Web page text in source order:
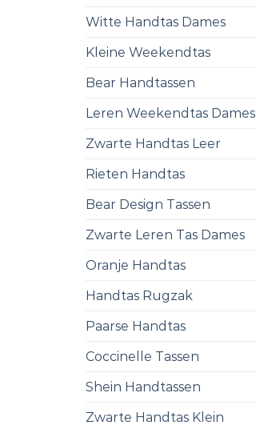
Witte Handtas Dames
Kleine Weekendtas
Bear Handtassen
Leren Weekendtas Dames
Zwarte Handtas Leer
Rieten Handtas
Bear Design Tassen
Zwarte Leren Tas Dames
Oranje Handtas
Handtas Rugzak
Paarse Handtas
Coccinelle Tassen
Shein Handtassen
Zwarte Handtas Klein